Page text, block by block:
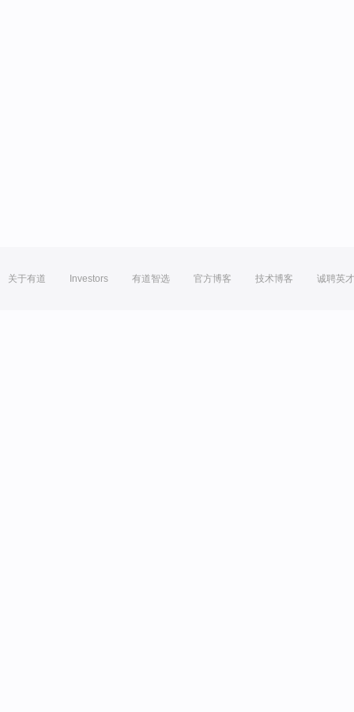
关于有道 Investors 有道智选 官方博客 技术博客 诚聘英才